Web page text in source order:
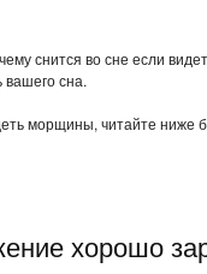
снится во сне если
вашего сна.
морщины, читайте ниже
хорошо